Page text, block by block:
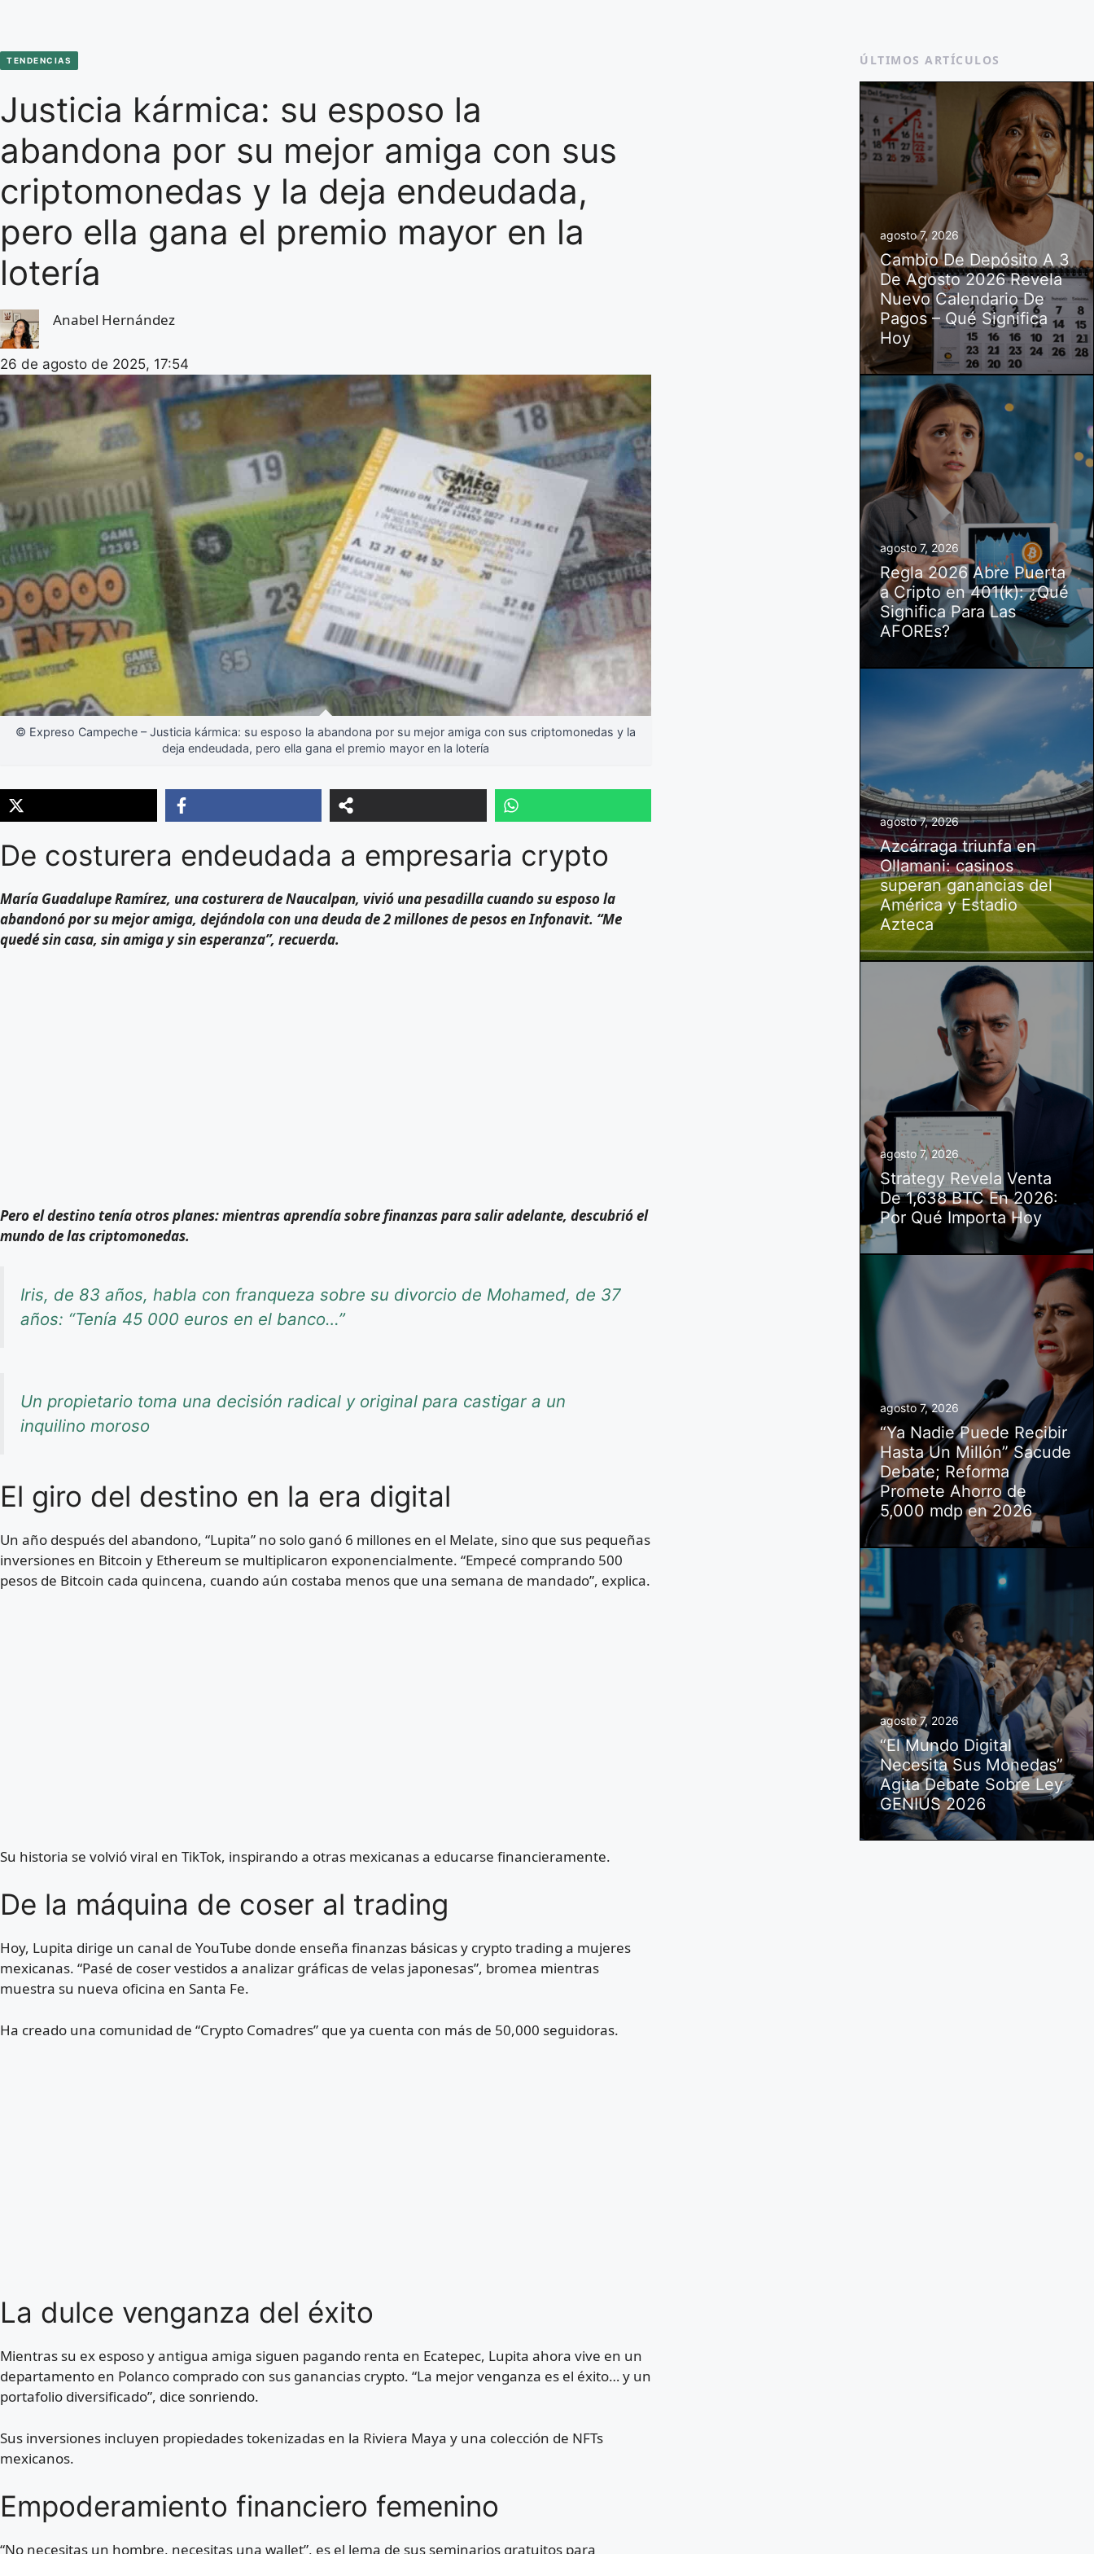
TENDENCIAS
Justicia kármica: su esposo la
abandona por su mejor amiga con sus
criptomonedas y la deja endeudada,
pero ella gana el premio mayor en la
lotería
Anabel Hernández
26 de agosto de 2025, 17:54
© Expreso Campeche – Justicia kármica: su esposo la abandona por su mejor amiga con sus criptomonedas y la
deja endeudada, pero ella gana el premio mayor en la lotería
De costurera endeudada a empresaria crypto
María Guadalupe Ramírez, una costurera de Naucalpan, vivió una pesadilla cuando su esposo la
abandonó por su mejor amiga, dejándola con una deuda de 2 millones de pesos en Infonavit. “Me
quedé sin casa, sin amiga y sin esperanza”, recuerda.
Pero el destino tenía otros planes: mientras aprendía sobre finanzas para salir adelante, descubrió el
mundo de las criptomonedas.
Iris, de 83 años, habla con franqueza sobre su divorcio de Mohamed, de 37
años: “Tenía 45 000 euros en el banco…”
Un propietario toma una decisión radical y original para castigar a un
inquilino moroso
El giro del destino en la era digital
Un año después del abandono, “Lupita” no solo ganó 6 millones en el Melate, sino que sus pequeñas
inversiones en Bitcoin y Ethereum se multiplicaron exponencialmente. “Empecé comprando 500
pesos de Bitcoin cada quincena, cuando aún costaba menos que una semana de mandado”, explica.
Su historia se volvió viral en TikTok, inspirando a otras mexicanas a educarse financieramente.
De la máquina de coser al trading
Hoy, Lupita dirige un canal de YouTube donde enseña finanzas básicas y crypto trading a mujeres
mexicanas. “Pasé de coser vestidos a analizar gráficas de velas japonesas”, bromea mientras
muestra su nueva oficina en Santa Fe.
Ha creado una comunidad de “Crypto Comadres” que ya cuenta con más de 50,000 seguidoras.
La dulce venganza del éxito
Mientras su ex esposo y antigua amiga siguen pagando renta en Ecatepec, Lupita ahora vive en un
departamento en Polanco comprado con sus ganancias crypto. “La mejor venganza es el éxito… y un
portafolio diversificado”, dice sonriendo.
Sus inversiones incluyen propiedades tokenizadas en la Riviera Maya y una colección de NFTs
mexicanos.
Empoderamiento financiero femenino
“No necesitas un hombre, necesitas una wallet”, es el lema de sus seminarios gratuitos para
ÚLTIMOS ARTÍCULOS
agosto 7, 2026
Cambio De Depósito A 3
De Agosto 2026 Revela
Nuevo Calendario De
Pagos – Qué Significa
Hoy
agosto 7, 2026
Regla 2026 Abre Puerta
a Cripto en 401(k): ¿Qué
Significa Para Las
AFOREs?
agosto 7, 2026
Azcárraga triunfa en
Ollamani: casinos
superan ganancias del
América y Estadio
Azteca
agosto 7, 2026
Strategy Revela Venta
De 1,638 BTC En 2026:
Por Qué Importa Hoy
agosto 7, 2026
“Ya Nadie Puede Recibir
Hasta Un Millón” Sacude
Debate; Reforma
Promete Ahorro de
5,000 mdp en 2026
agosto 7, 2026
“El Mundo Digital
Necesita Sus Monedas”
Agita Debate Sobre Ley
GENIUS 2026